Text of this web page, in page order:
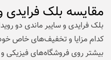
مقایسه بلک فرایدی
بلک فرایدی و سایبر ماندی دو
کدام مزایا و تخفیف‌های خاص خود
بیشتر روی فروشگاه‌های